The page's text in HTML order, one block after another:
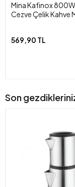
Mina Kafinox
Cezve Çelik Kahve
569,90 TL
Son